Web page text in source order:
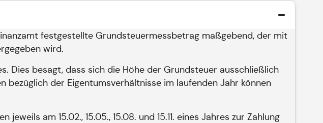
festgestellte Grundsteuermessbetrag maßgebend, der mit
wird.
Dies besagt, dass sich die Höhe der Grundsteuer ausschließlich
bezüglich der Eigentumsverhältnisse im laufenden Jahr können
am 15.02., 15.05., 15.08. und 15.11. eines Jahres zur Zahlung